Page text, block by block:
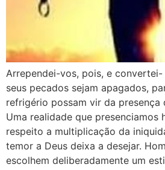
Arrependei-vos, pois, e
seus pecados sejam apagados,
refrigério possam vir da presença
Uma realidade que presenciamos
respeito a multiplicação da
temor a Deus deixa a desejar.
escolhem deliberadamente um